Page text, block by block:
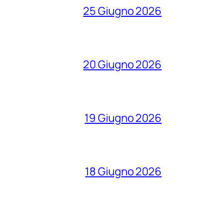
25 Giugno 2026
20 Giugno 2026
19 Giugno 2026
18 Giugno 2026